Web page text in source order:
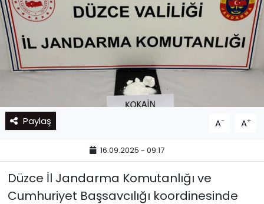
Paylaş A- A+
16.09.2025 - 09:17
Düzce İl Jandarma Komutanlığı ve
Cumhuriyet Başsavcılığı koordinesinde
Haber Arşivi